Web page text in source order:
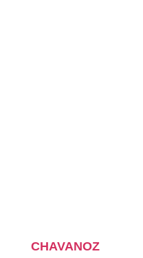
CHAVANOZ